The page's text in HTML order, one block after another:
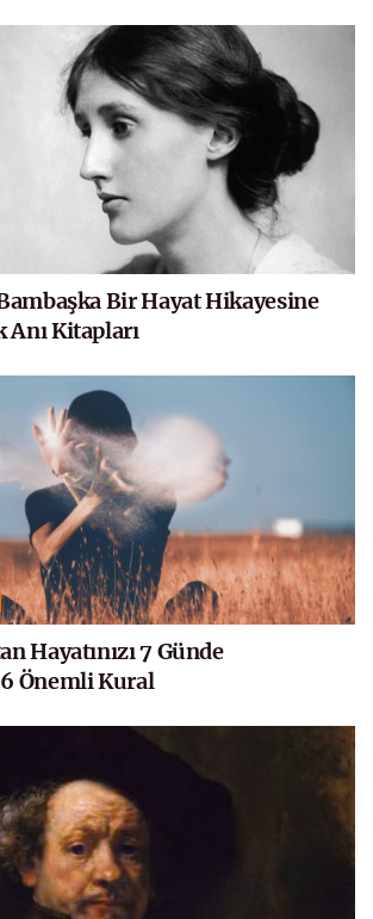
Bir Hayat Hikayesine
Anı Kitapları
Hayatınızı 7 Günde
Önemli Kural